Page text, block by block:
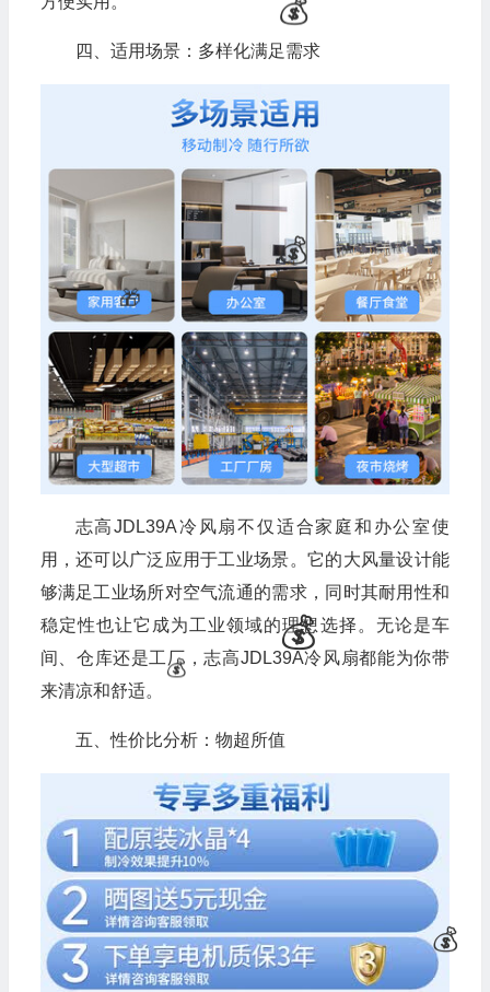
四、适用场景：多样化满足需求
志高JDL39A冷风扇不仅适合家庭和办公室使
用，还可以广泛应用于工业场景。它的大风量设计能
够满足工业场所对空气流通的需求，同时其耐用性和
稳定性也让它成为工业领域的理想选择。无论是车
间、仓库还是工厂，志高JDL39A冷风扇都能为你带
来清凉和舒适。
五、性价比分析：物超所值